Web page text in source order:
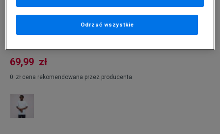
ADIDAS T-SHIRT ESSENTIAL
Produkt pochodzi z końcówek aktualnych kolekcji, ubiegłych
0 zł cena rekomendowana przez producenta
69,99 zł
Odrzuć wszystkie